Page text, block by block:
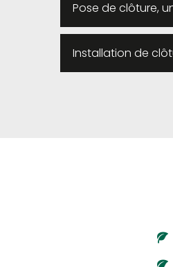
Pose de clôture,
Installation de